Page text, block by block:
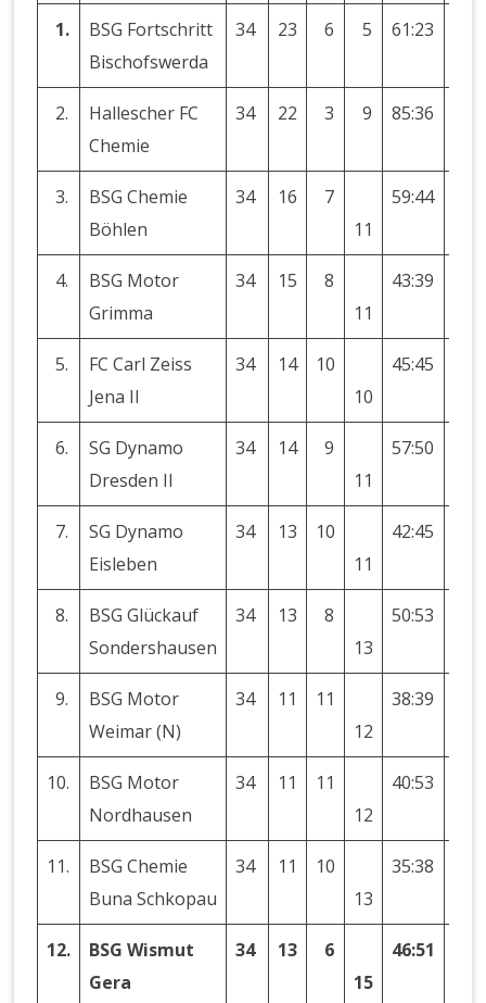
1.
BSG Fortschritt
Bischofswerda
34 23 6 5 61:23
2.
Hallescher FC
Chemie
34 22 3 9 85:36
3.
BSG Chemie
Böhlen
34 16
7
11
59:44
4.
BSG Motor
Grimma
34 15
8
11
43:39
5.
FC Carl Zeiss
Jena II
34 14
10
10
45:45
6.
SG Dynamo
Dresden II
34 14
9
11
57:50
7.
SG Dynamo
Eisleben
34 13
10
11
42:45
8.
BSG Glückauf
Sondershausen
34 13
8
13
50:53
9.
BSG Motor
Weimar (N)
34 11
11
12
38:39
10.
BSG Motor
Nordhausen
34 11
11
12
40:53
11.
BSG Chemie
Buna Schkopau
34 11
10
13
35:38
12.
BSG Wismut
Gera
34 13
6
15
46:51